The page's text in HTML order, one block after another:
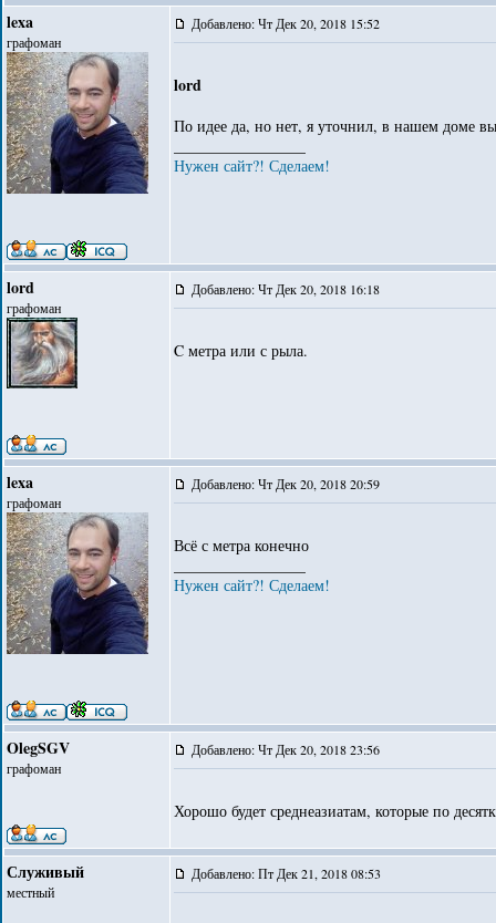
lexa
графоман
Добавлено: Чт Дек 20, 2018 15:52
lord
По идее да, но нет, я уточнил, в нашем доме
Нужен сайт?! Сделаем!
lord
графоман
Добавлено: Чт Дек 20, 2018 16:18
C метра или с рыла.
lexa
графоман
Добавлено: Чт Дек 20, 2018 20:59
Всё с метра конечно
Нужен сайт?! Сделаем!
OlegSGV
графоман
Добавлено: Чт Дек 20, 2018 23:56
Хорошо будет среднеазиатам, которые по
Служивый
местный
Добавлено: Пт Дек 21, 2018 08:53